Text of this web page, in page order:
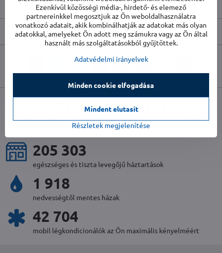
Gyártó:AERIUM
Leírás
mail
az elmúlt évre vonatkozóan
számokban kifejezve
224 504
egészséges és tiszta levegőjű háztartások
2 086
nedvességtől mentes házak
46 472
mobil légkondicionálók az Ön maximális kényelméért
Ezenkívül közösségi média-, hirdető- és elemező
partnereinkkel megosztjuk az Ön weboldalhasználatra
vonatkozó adatait, akik kombinálhatják az adatokat más olyan
adatokkal, amelyeket Ön adott meg számukra vagy az Ön által
használt más szolgáltatásokból gyűjtöttek.
Adatvédelmi irányelvek
Részletek megjelenítése
Minden cookie elfogadása
Mindent elutasít